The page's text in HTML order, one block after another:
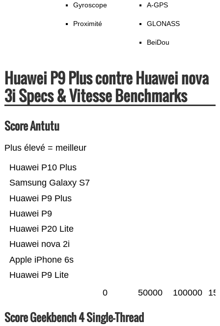
Gyroscope
Proximité
A-GPS
GLONASS
BeiDou
Huawei P9 Plus contre Huawei nova
3i Specs & Vitesse Benchmarks
Score Antutu
Plus élevé = meilleur
Huawei P9 Lite
Apple iPhone 6s
Huawei nova 2i
Huawei P20 Lite
Huawei P9
Huawei P9 Plus
Samsung Galaxy S7
Huawei P10 Plus
0 50000 100000
Score Geekbench 4 Single-Thread